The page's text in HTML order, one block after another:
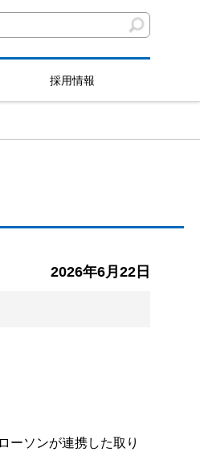
採用情報
2026年6月22日
ーソンが連携した取り